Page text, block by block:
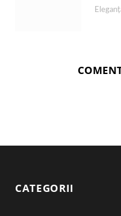
CATEGORII